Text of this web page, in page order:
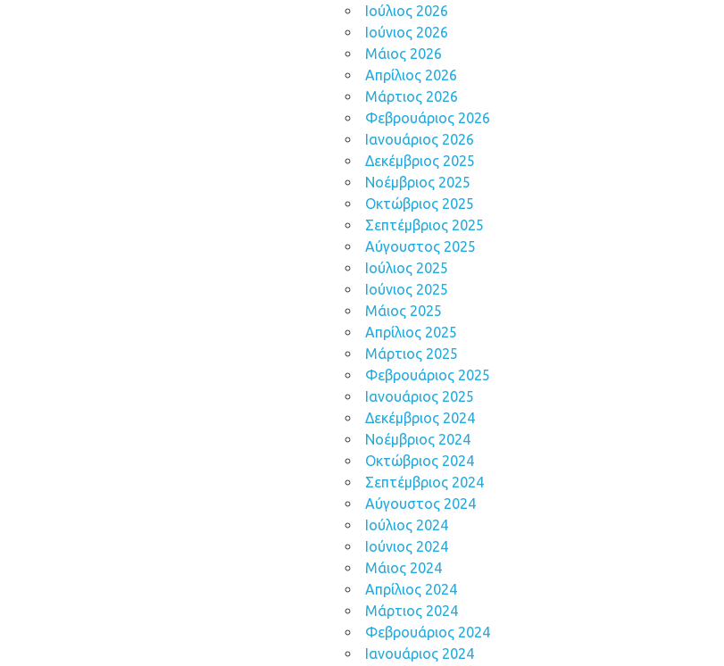
Ιούλιος 2026
Ιούνιος 2026
Μάιος 2026
Απρίλιος 2026
Μάρτιος 2026
Φεβρουάριος 2026
Ιανουάριος 2026
Δεκέμβριος 2025
Νοέμβριος 2025
Οκτώβριος 2025
Σεπτέμβριος 2025
Αύγουστος 2025
Ιούλιος 2025
Ιούνιος 2025
Μάιος 2025
Απρίλιος 2025
Μάρτιος 2025
Φεβρουάριος 2025
Ιανουάριος 2025
Δεκέμβριος 2024
Νοέμβριος 2024
Οκτώβριος 2024
Σεπτέμβριος 2024
Αύγουστος 2024
Ιούλιος 2024
Ιούνιος 2024
Μάιος 2024
Απρίλιος 2024
Μάρτιος 2024
Φεβρουάριος 2024
Ιανουάριος 2024